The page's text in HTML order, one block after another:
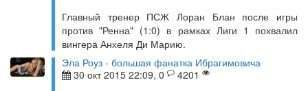
Главный тренер ПСЖ Лоран Блан после игры
против "Ренна" (1:0) в рамках Лиги 1 похвалил
вингера Анхеля Ди Марию.
Эла Роуз - большая фанатка Ибрагимовича
30 окт 2015 22:09, 0
4201